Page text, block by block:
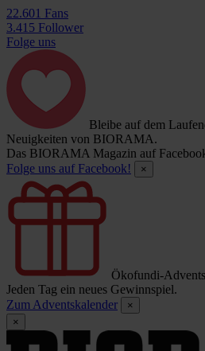
22.601 Fans
3.415 Follower
Folge uns
Bleibe auf dem
Neuigkeiten von BIORAMA.
Das BIORAMA Magazin auf
Folge uns auf Facebook!
×
Ökofundi-
Jeden Tag ein neues Gewinnspiel.
Zum Adventskalender
×
×